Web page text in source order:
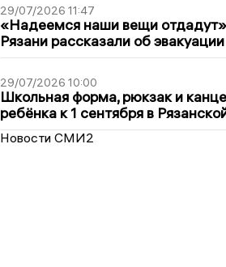
29/07/2026 11:47
«Надеемся наши вещи
Рязани рассказали об эвакуации
29/07/2026 10:00
Школьная форма, рюкзак и
ребёнка к 1 сентября в
Новости СМИ2